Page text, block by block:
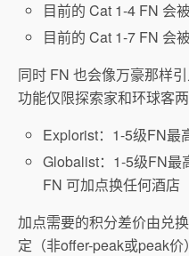
目前的 Cat 1-4 FN 会
目前的 Cat 1-7 FN 会
同时 FN 也会像万豪那样
功能仅限探索家和环球客两
Explorist：1-5级FN最
Globalist：1-5级FN最
FN 可加点换任何酒店
加点需要的积分差价由兑
定（非offer-peak或peak